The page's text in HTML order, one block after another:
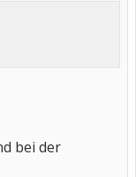
bei der